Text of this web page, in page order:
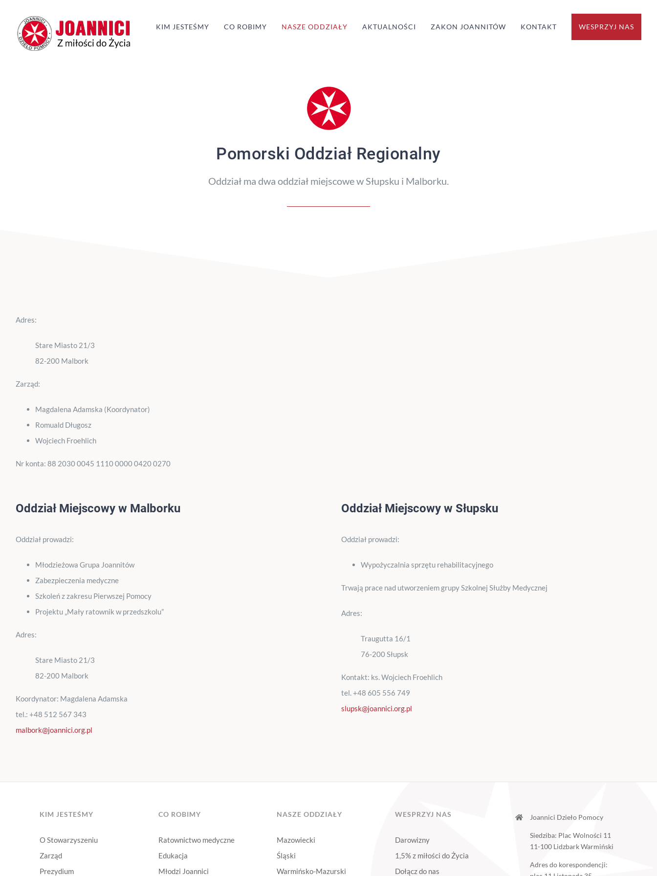
zawartości
KIM JESTEŚMY CO ROBIMY NASZE ODDZIAŁY AKTUALNOŚCI ZAKON JOANNITÓW KONTAKT WESPRZYJ NAS
Pomorski Oddział Regionalny
Oddział ma dwa oddział miejscowe w Słupsku i Malborku.
Adres:
Stare Miasto 21/3
82-200 Malbork
Zarząd:
Magdalena Adamska (Koordynator)
Romuald Długosz
Wojciech Froehlich
Nr konta: 88 2030 0045 1110 0000 0420 0270
Oddział Miejscowy w Malborku
Oddział prowadzi:
Młodzieżowa Grupa Joannitów
Zabezpieczenia medyczne
Szkoleń z zakresu Pierwszej Pomocy
Projektu „Mały ratownik w przedszkolu”
Adres:
Stare Miasto 21/3
82-200 Malbork
Koordynator: Magdalena Adamska
tel.: +48 512 567 343
malbork@joannici.org.pl
Oddział Miejscowy w Słupsku
Oddział prowadzi:
Wypożyczalnia sprzętu rehabilitacyjnego
Trwają prace nad utworzeniem grupy Szkolnej Służby Medycznej
Adres:
Traugutta 16/1
76-200 Słupsk
Kontakt: ks. Wojciech Froehlich
tel. +48 605 556 749
slupsk@joannici.org.pl
KIM JESTEŚMY
O Stowarzyszeniu
Zarząd
Prezydium
CO ROBIMY
Ratownictwo medyczne
Edukacja
Młodzi Joannici
NASZE ODDZIAŁY
Mazowiecki
Śląski
Warmińsko-Mazurski
WESPRZYJ NAS
Darowizny
1,5% z miłości do Życia
Dołącz do nas
Joannici Dzieło Pomocy
Siedziba: Plac Wolności 11
11-100 Lidzbark Warmiński
Adres do korespondencji: